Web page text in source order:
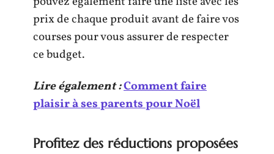
prix de chaque produit avant de faire vos
courses pour vous assurer de respecter
ce budget.
Lire également :Comment faire
plaisir à ses parents pour Noël
Profitez des réductions proposées